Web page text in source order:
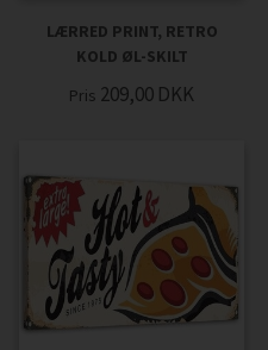
LÆRRED PRINT, RETRO
KOLD ØL-SKILT
Pris 209,00 DKK